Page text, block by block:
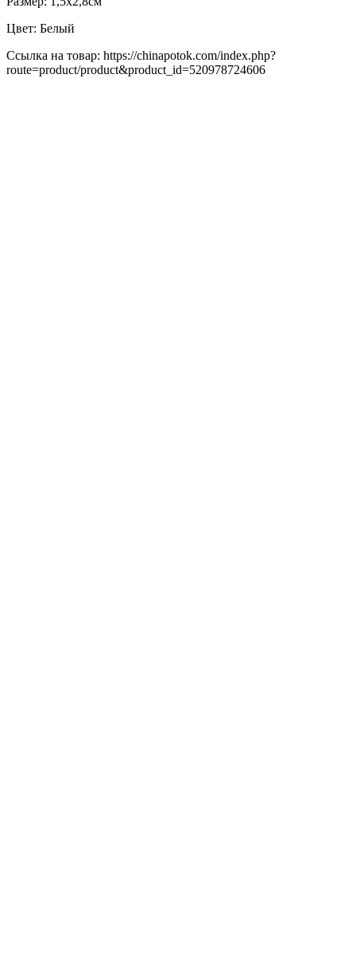
Цвет: Белый
Ссылка на товар: https://chinapotok.com/index.php?
route=product/product&product_id=520978724606